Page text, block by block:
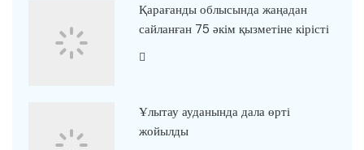
Қарағанды облысында жаңадан
сайланған 75 әкім қызметіне кірісті
Ұлытау ауданында дала өрті
жойылды